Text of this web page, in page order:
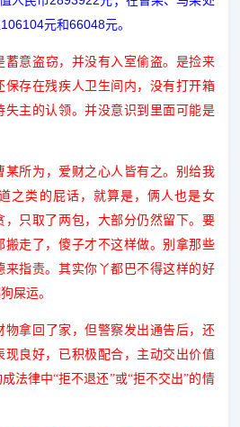
106104元和66048元。
蓄意盗窃，并没有入室偷盗。是捡来
保存在残疾人卫生间内，没有打开箱
失主的认领。并没意识到里面可能是
某所为，爱财之心人皆有之。别给我
之类的屁话，就算是，俩人也是女
，只取了两包，大部分仍然留下。要
搬走了，傻子才不这样做。别拿那些
来指责。其实你丫都巴不得这样的好
屎运。
物拿回了家，但警察发出通告后，还
现良好，已积极配合，主动交出价值
法律中“拒不退还”或“拒不交出”的情